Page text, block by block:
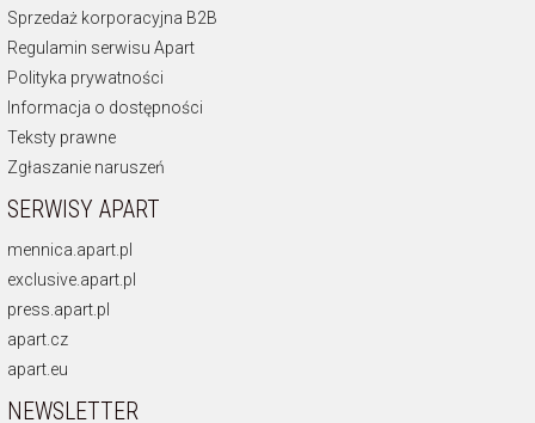
Sprzedaż korporacyjna B2B
Regulamin serwisu Apart
Polityka prywatności
Informacja o dostępności
Teksty prawne
Zgłaszanie naruszeń
SERWISY APART
mennica.apart.pl
exclusive.apart.pl
press.apart.pl
apart.cz
apart.eu
NEWSLETTER